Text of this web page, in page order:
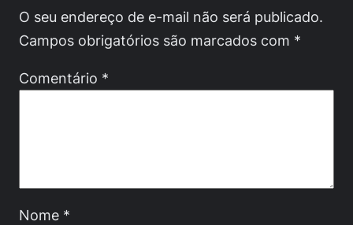
O seu endereço de e-mail não será publicado.
Campos obrigatórios são marcados com *
Comentário *
Nome *